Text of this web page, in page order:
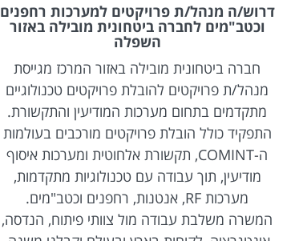
דרוש/ה מנהל/ת פרויקטים למערכות רחפנים
וכטב"מים לחברה ביטחונית מובילה באזור
השפלה
חברה ביטחונית מובילה באזור המרכז מגייסת
מנהל/ת פרויקטים להובלת פרויקטים טכנולוגיים
מתקדמים בתחום מערכות המודיעין והתקשורת.
התפקיד כולל הובלת פרויקטים מורכבים בעולמות
ה-COMINT, תקשורת אלחוטית ומערכות איסוף
מודיעין, תוך עבודה עם טכנולוגיות מתקדמות,
מערכות RF, אנטנות, רחפנים וכטב"מים.
המשרה משלבת עבודה מול צוותי פיתוח, הנדסה,